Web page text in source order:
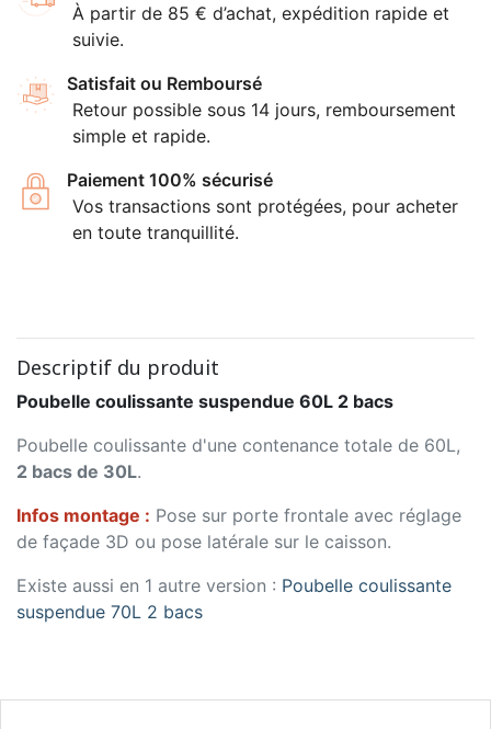
À partir de 85 € d’achat, expédition rapide et
suivie.
Satisfait ou Remboursé
Retour possible sous 14 jours, remboursement
simple et rapide.
Paiement 100% sécurisé
Vos transactions sont protégées, pour acheter
en toute tranquillité.
Descriptif du produit
Poubelle coulissante suspendue 60L 2 bacs
Poubelle coulissante d'une contenance totale de 60L,
2 bacs de 30L.
Infos montage : Pose sur porte frontale avec réglage
de façade 3D ou pose latérale sur le caisson.
Existe aussi en 1 autre version : Poubelle coulissante
suspendue 70L 2 bacs